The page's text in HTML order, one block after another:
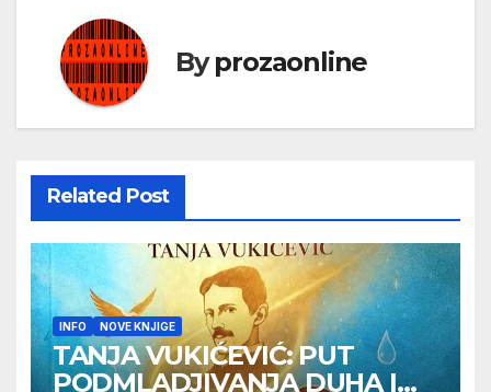
Byprozaonline
Related Post
INFO NOVE KNJIGE
TANJA VUKIĆEVIĆ: PUT
PODMLADJIVANJA DUHA I